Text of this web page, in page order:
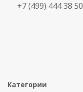
+7 (499) 444 38 50
Категории